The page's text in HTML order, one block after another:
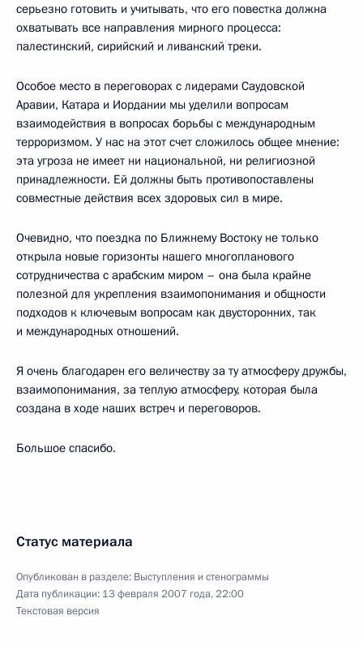
серьезно готовить и учитывать, что его повестка должна
охватывать все направления мирного процесса:
палестинский, сирийский и ливанский треки.
Особое место в переговорах с лидерами Саудовской
Аравии, Катара и Иордании мы уделили вопросам
взаимодействия в вопросах борьбы с международным
терроризмом. У нас на этот счет сложилось общее мнение:
эта угроза не имеет ни национальной, ни религиозной
принадлежности. Ей должны быть противопоставлены
совместные действия всех здоровых сил в мире.
Очевидно, что поездка по Ближнему Востоку не только
открыла новые горизонты нашего многопланового
сотрудничества с арабским миром – она была крайне
полезной для укрепления взаимопонимания и общности
подходов к ключевым вопросам как двусторонних, так
и международных отношений.
Я очень благодарен его величеству за ту атмосферу дружбы,
взаимопонимания, за теплую атмосферу, которая была
создана в ходе наших встреч и переговоров.
Большое спасибо.
Статус материала
Опубликован в разделе: Выступления и стенограммы
Дата публикации: 13 февраля 2007 года, 22:00
Текстовая версия